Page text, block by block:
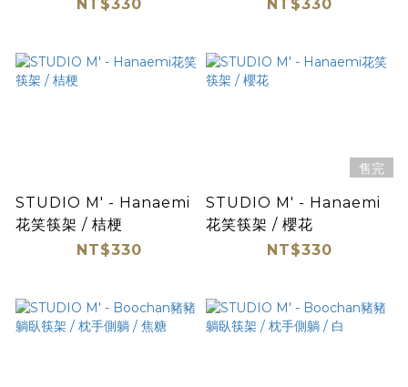
NT$330
NT$330
STUDIO M' - Hanaemi
花笑筷架 / 桔梗
NT$330
售完
STUDIO M' - Hanaemi
花笑筷架 / 櫻花
NT$330